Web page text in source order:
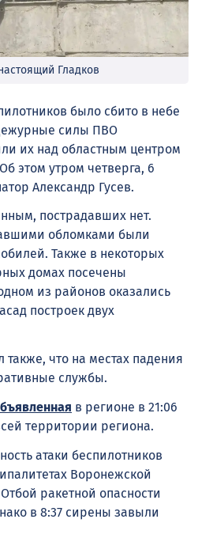
Гладков
было сбито в небе
силы ПВО
их над областным центром
этом утром четверга, 6
Александр Гусев.
пострадавших нет.
обломками были
Также в некоторых
домах посечены
из районов оказались
построек двух
также, что на местах падения
службы.
в регионе в 21:06
территории региона.
атаки беспилотников
Воронежской
ракетной опасности
в 8:37 сирены завыли